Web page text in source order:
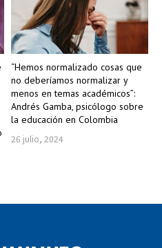
“Hemos normalizado cosas que
no deberíamos normalizar y
menos en temas académicos”:
Andrés Gamba, psicólogo sobre
la educación en Colombia
26 julio, 2024